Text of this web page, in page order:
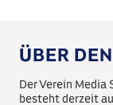
ÜBER
Der Verein Media
besteht derzeit